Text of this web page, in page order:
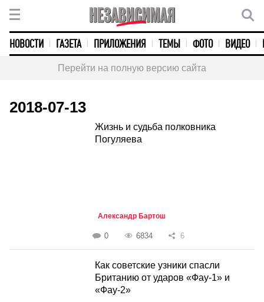
НОВОСТИ ГАЗЕТА ПРИЛОЖЕНИЯ ТЕМЫ ФОТО ВИДЕО
Перейти на полную версию сайта
2018-07-13
Жизнь и судьба полковника
Погуляева
Александр Бартош
0 6834 6
Как советские узники спасли
Британию от ударов «Фау-1» и
«Фау-2»